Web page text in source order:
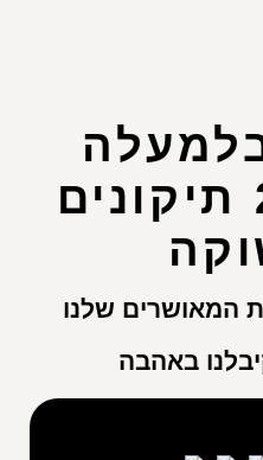
מ-20,000 תיקונים
המאושרים שלנו
באהבה